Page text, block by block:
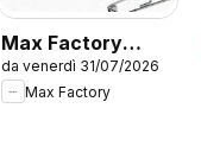
Max Factory
volantino
da venerdì 31/07/2026
Max Factory